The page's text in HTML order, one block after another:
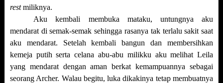
restmiliknya.
Aku kembali membuka mataku, untungnya aku
mendarat di semak-semak sehingga rasanya tak terlalu sakit saat
aku mendarat. Setelah kembali bangun dan membersihkan
kemeja putih serta celana abu-abu milikku aku melihat Leila
yang mendarat dengan aman berkat kemampuannya sebagai
seorang Archer. Walau begitu, luka dikakinya tetap membuatnya